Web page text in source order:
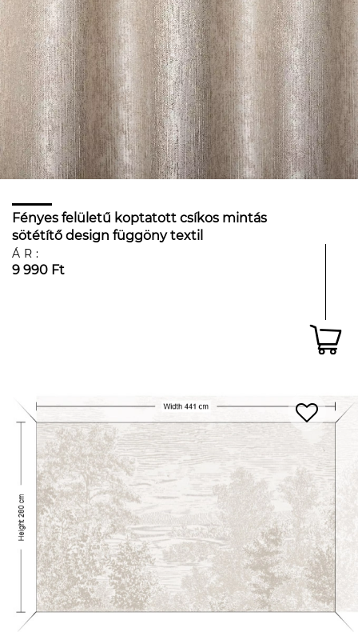
Fényes felületű koptatott csíkos mintás
sötétítő design függöny textil
ÁR:
9 990 Ft